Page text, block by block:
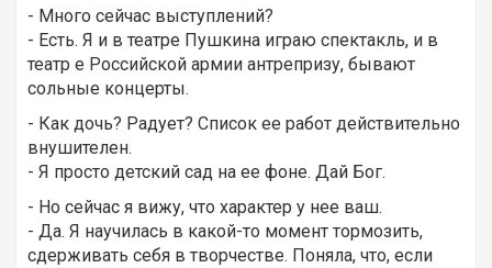
- Много сейчас выступлений?
- Есть. Я и в театре Пушкина играю спектакль, и в
театр е Российской армии антрепризу, бывают
сольные концерты.
- Как дочь? Радует? Список ее работ действительно
внушителен.
- Я просто детский сад на ее фоне. Дай Бог.
- Но сейчас я вижу, что характер у нее ваш.
- Да. Я научилась в какой-то момент тормозить,
сдерживать себя в творчестве. Поняла, что, если